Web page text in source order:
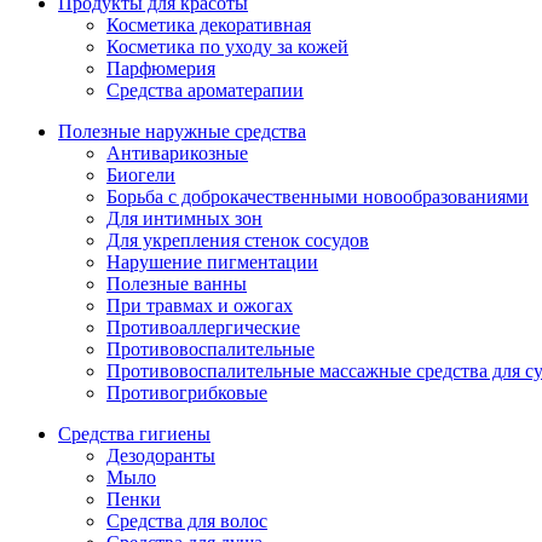
Косметика декоративная
Косметика по уходу за кожей
Парфюмерия
Средства ароматерапии
Полезные наружные средства
Антиварикозные
Биогели
Борьба с доброкачественными новообразованиями
Для интимных зон
Для укрепления стенок сосудов
Нарушение пигментации
Полезные ванны
При травмах и ожогах
Противоаллергические
Противовоспалительные
Противовоспалительные массажные средства для
Противогрибковые
Средства гигиены
Дезодоранты
Мыло
Пенки
Средства для волос